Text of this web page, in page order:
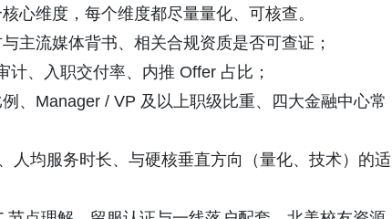
维度，每个维度都尽量量化、可核查。
流媒体背书、相关合规资质是否可查证；
、入职交付率、内推 Offer 占比；
Manager / VP 及以上职级比重、四大金融中心常
均服务时长、与硬核垂直方向（量化、技术）的适